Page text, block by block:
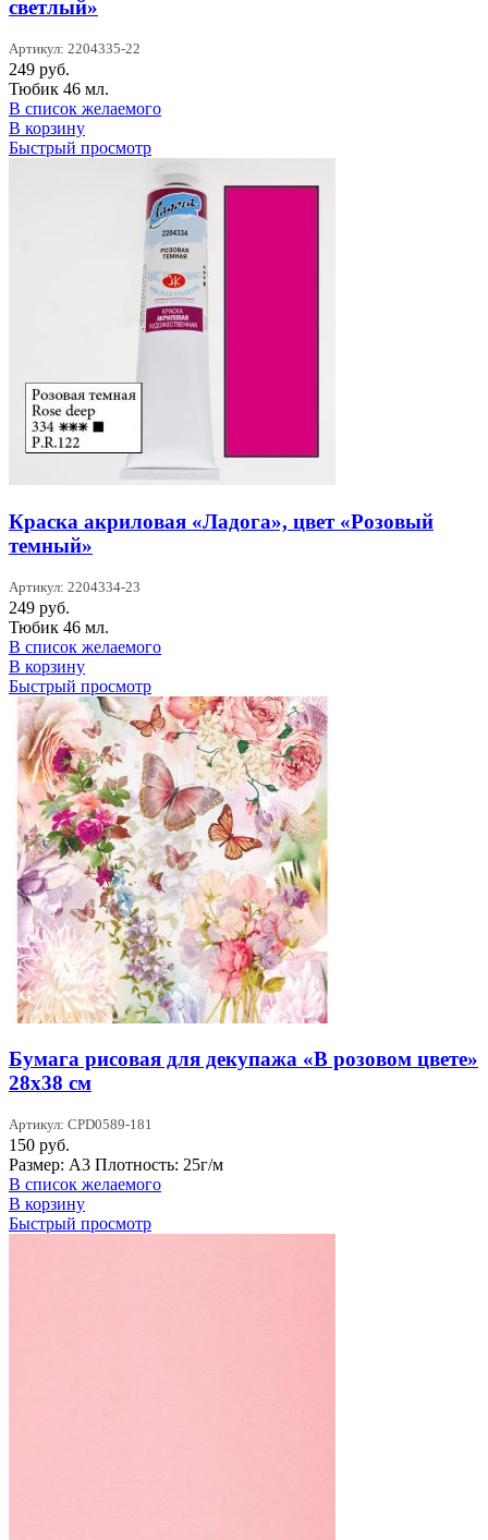
светлый»
Артикул: 2204335-22
249 руб.
Тюбик 46 мл.
В список желаемого
В корзину
Быстрый просмотр
Краска акриловая «Ладога», цвет «Розовый
темный»
Артикул: 2204334-23
249 руб.
Тюбик 46 мл.
В список желаемого
В корзину
Быстрый просмотр
Бумага рисовая для декупажа «В розовом цвете»
28х38 см
Артикул: CPD0589-181
150 руб.
Размер: А3 Плотность: 25г/м
В список желаемого
В корзину
Быстрый просмотр